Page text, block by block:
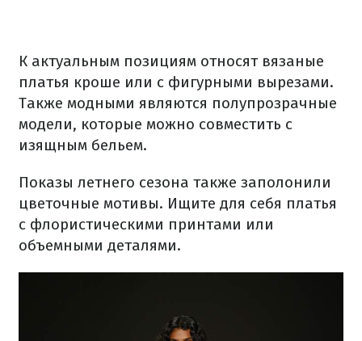
К актуальным позициям относят вязаные
платья кроше или с фигурными вырезами.
Также модными являются полупрозрачные
модели, которые можно совместить с
изящным бельем.
Показы летнего сезона также заполонили
цветочные мотивы. Ищите для себя платья
с флористическими принтами или
объемными деталями.